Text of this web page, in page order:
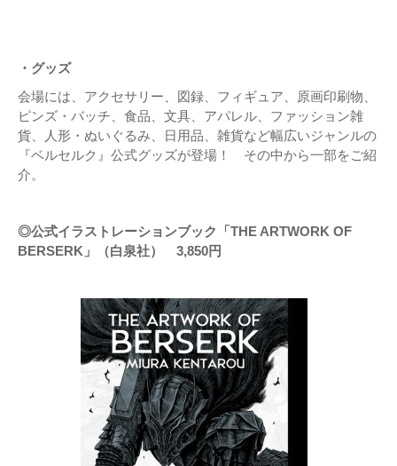
・グッズ
会場には、アクセサリー、図録、フィギュア、原画印刷物、
ピンズ・バッチ、食品、文具、アパレル、ファッション雑
貨、人形・ぬいぐるみ、日用品、雑貨など幅広いジャンルの
『ベルセルク』公式グッズが登場！ その中から一部をご紹
介。
◎公式イラストレーションブック「THE ARTWORK OF
BERSERK」（白泉社） 3,850円